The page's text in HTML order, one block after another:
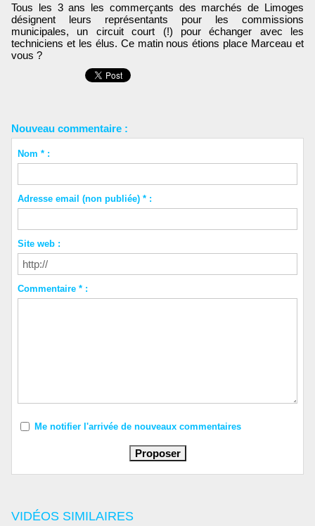
VIDÉOS SIMILAIRES
Tous les 3 ans les commerçants des marchés de Limoges
désignent leurs représentants pour les commissions
municipales, un circuit court (!) pour échanger avec les
techniciens et les élus. Ce matin nous étions place Marceau et
vous ?
Nouveau commentaire :
Nom * :
Adresse email (non publiée) * :
Site web :
Commentaire * :
Me notifier l'arrivée de nouveaux commentaires